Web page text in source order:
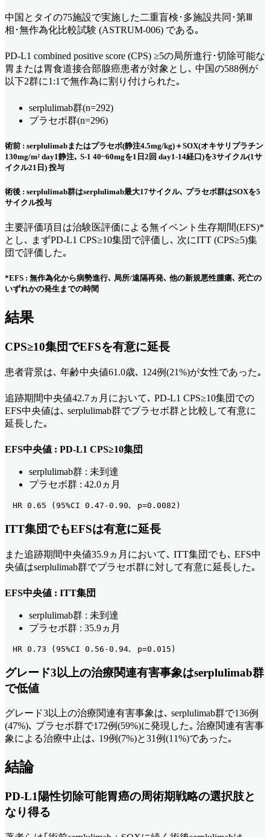
中国とタイの75施設で実施した二重盲検･多施設共同･第Ⅲ
相･無作為化比較試験 (ASTRUM-006) である｡
PD-L1 combined positive score (CPS) ≥5の局所進行･切除可能な
胃または胃食道接合部腺癌患者が対象とし､ 中国の588例が
以下2群に1:1で無作為に割り付けられた｡
serplulimab群(n=292)
プラセボ群(n=296)
術前 : serplulimabまたはプラセボ(静注4.5mg/kg)＋SOX(オキサリプラチン
130mg/m² day1静注､ S-1 40~60mgを1日2回 day1-14経口)を3サイクル(1サ
イクル21日) 投与
術後 : serplulimab群はserplulimab最大17サイクル､ プラセボ群はSOXを5
サイクル投与
主要評価項目は治験医評価による無イベント生存期間(EFS)*
とし､ まずPD-L1 CPS≥10集団で評価し､ 次にITT (CPS≥5)集
団で評価した｡
*EFS : 無作為化から病勢進行､ 局所/遠隔再発､ 他の新規悪性腫瘍､ 死亡の
いずれかの発生までの時間
結果
CPS≥10集団でEFSを有意に延長
患者背景は､ 年齢中央値61.0歳､ 124例(21%)が女性であった｡
追跡期間中央値42.7ヵ月において､ PD-L1 CPS≥10集団での
EFS中央値は､ serplulimab群でプラセボ群と比較して有意に
延長した｡
EFS中央値 : PD-L1 CPS≥10集団
serplulimab群 : 未到達
プラセボ群 : 42.0ヵ月
HR 0.65 (95%CI 0.47-0.90､ p=0.0082)
ITT集団でもEFSは有意に延長
また追跡期間中央値35.9ヵ月において､ ITT集団でも､ EFS中
央値はserplulimab群でプラセボ群に対して有意に延長した｡
EFS中央値 : ITT集団
serplulimab群 : 未到達
プラセボ群 : 35.9ヵ月
HR 0.73 (95%CI 0.56-0.94､ p=0.015)
グレード3以上の治療関連有害事象はserplulimab群
で低値
グレード3以上の治療関連有害事象は､ serplulimab群で136例
(47%)､ プラセボ群で172例(59%)に発現した｡ 治療関連有害事
象による治療中止は､ 19例(7%)と31例(11%)であった｡
結論
PD-L1陽性切除可能胃癌の周術期戦略の選択肢と
なり得る